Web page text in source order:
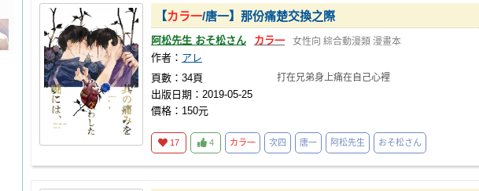
【カラ一/唐一】那份痛楚交換之際
阿松先生 おそ松さん カラ一 女性向 綜合動漫類 漫畫本
作者： アレ
頁數：34頁
出版日期：2019-05-25
價格：150元
打在兄弟身上痛在自己心裡
17 4 カラ一 次四 唐一 阿松先生 おそ松さん